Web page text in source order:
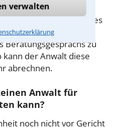
verwalten
§ 34 Absatz 2 RVG
weitere Tätigkeiten des
Sollte es also
Beratungsgesprächs zu
der Anwalt diese
abrechnen.
Anwalt für
kann?
noch nicht vor Gericht